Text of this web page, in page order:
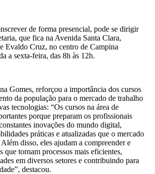
de forma presencial, pode se dirigir
que fica na Avenida Santa Clara,
Evaldo Cruz, no centro de Campina
a sexta-feira, das 8h às 12h.
Gomes, reforçou a importância dos cursos
da população para o mercado de trabalho
tecnologias: “Os cursos na área de
porque preparam os profissionais
inovações do mundo digital,
práticas e atualizadas que o mercado
disso, eles ajudam a compreender e
que tornam processos mais eficientes,
em diversos setores e contribuindo para
destacou.